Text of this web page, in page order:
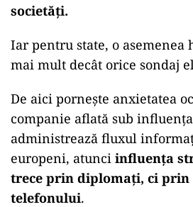
societăți.
Iar pentru state, o asemenea
mai mult decât orice sondaj
De aici pornește anxietatea
companie aflată sub
administrează fluxul
europeni, atunci influența
trece prin diplomați, ci prin
telefonului.